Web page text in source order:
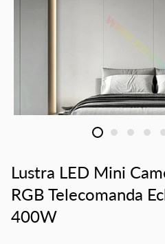
Lustra LED Mini
RGB Telecomanda
400W